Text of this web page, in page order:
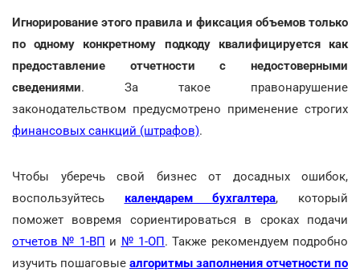
Игнорирование этого правила и фиксация объемов только
по одному конкретному подкоду квалифицируется как
предоставление отчетности с недостоверными
сведениями. За такое правонарушение
законодательством предусмотрено применение строгих
финансовых санкций (штрафов).
Чтобы уберечь свой бизнес от досадных ошибок,
воспользуйтесь календарем бухгалтера, который
поможет вовремя сориентироваться в сроках подачи
отчетов № 1-ВП и № 1-ОП. Также рекомендуем подробно
изучить пошаговые алгоритмы заполнения отчетности по